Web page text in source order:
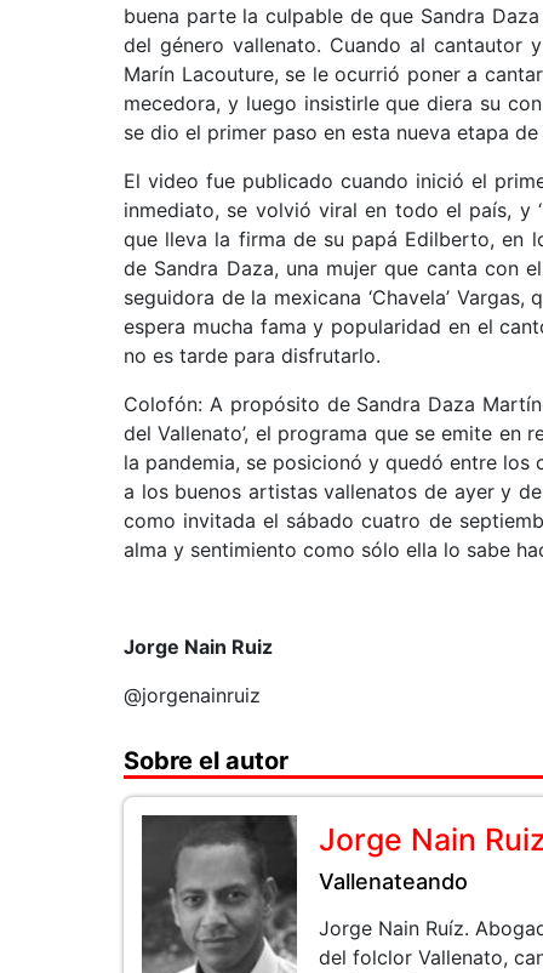
buena parte la culpable de que Sandra
del género vallenato. Cuando al cantautor
Marín Lacouture, se le ocurrió poner a
mecedora, y luego insistirle que diera su
se dio el primer paso en esta nueva etapa
El video fue publicado cuando inició el
inmediato, se volvió viral en todo el país, y
que lleva la firma de su papá Edilberto, en
de Sandra Daza, una mujer que canta con
seguidora de la mexicana ‘Chavela’
espera mucha fama y popularidad en el
no es tarde para disfrutarlo.
Colofón: A propósito de Sandra Daza
del Vallenato’, el programa que se emite en
la pandemia, se posicionó y quedó entre
a los buenos artistas vallenatos de ayer y
como invitada el sábado cuatro de
alma y sentimiento como sólo ella lo sabe
Jorge Nain Ruiz
@jorgenainruiz
Sobre el autor
Jorge Nain
Vallenateando
Jorge Nain Ruíz.
del folclor Vallenato,